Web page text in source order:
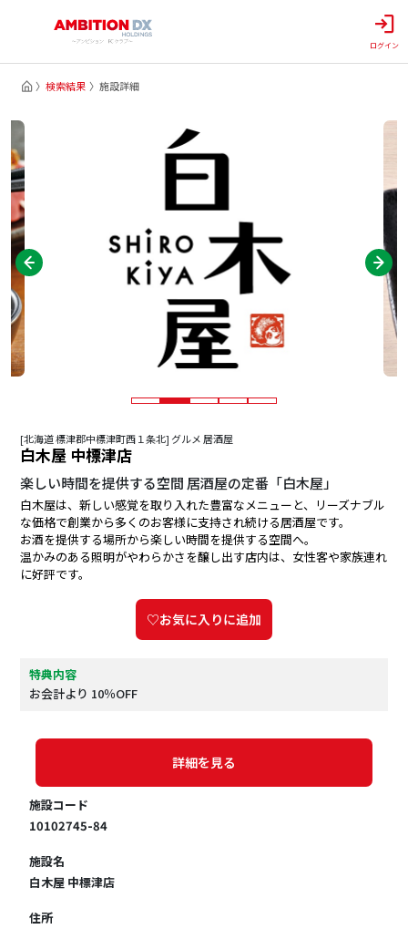
ログイン
検索結果 施設詳細
[北海道 標津郡中標津町西１条北] グルメ 居酒屋
白木屋 中標津店
楽しい時間を提供する空間 居酒屋の定番「白木屋」
白木屋は、新しい感覚を取り入れた豊富なメニューと、リーズナブル
な価格で創業から多くのお客様に支持され続ける居酒屋です。
お酒を提供する場所から楽しい時間を提供する空間へ。
温かみのある照明がやわらかさを醸し出す店内は、女性客や家族連れ
に好評です。
♡お気に入りに追加
特典内容
お会計より 10％OFF
詳細を見る
施設コード
10102745-84
施設名
白木屋 中標津店
住所